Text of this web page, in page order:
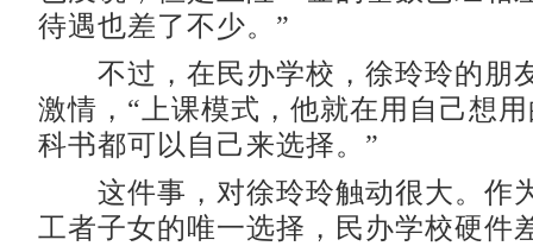
待遇也差了不少。”
不过，在民办学校，徐玲玲的朋
激情，“上课模式，他就在用自己想
科书都可以自己来选择。”
这件事，对徐玲玲触动很大。作
工者子女的唯一选择，民办学校硬件